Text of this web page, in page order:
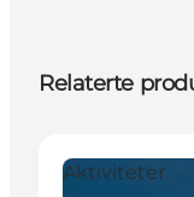
Relaterte
Aktiviteter